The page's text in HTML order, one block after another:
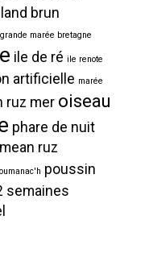
brun
grande marée bretagne
ile de ré ile renote
artificielle marée
ruz mer oiseau
phare de nuit
ruz
poussin
semaines